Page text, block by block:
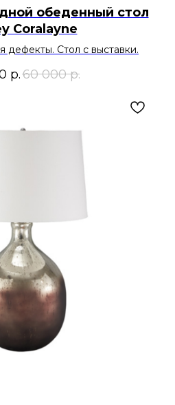
обеденный стол
Coralayne
дефекты. Стол с выставки.
р.60 000 р.